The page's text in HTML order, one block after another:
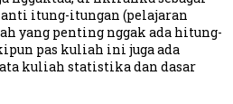
anti itung-itungan (pelajaran
yang penting nggak ada hitung-
pas kuliah ini juga ada
kuliah statistika dan dasar